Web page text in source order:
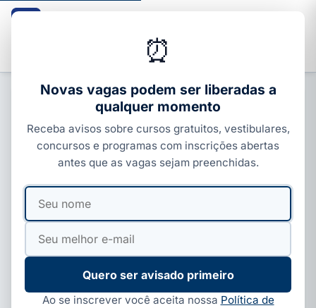
CARREIRA E MERCADO
Como entrar na faculdade no 2º
semestre de 2026: ProUni, FIES,
Sisu e vestibular
PorIvan Alves
⏰
Novas vagas podem ser liberadas a
qualquer momento
Receba avisos sobre cursos gratuitos, vestibulares,
concursos e programas com inscrições abertas
antes que as vagas sejam preenchidas.
Seu
nome
Seu
mail
Quero ser avisado primeiro
Ao se inscrever você aceita nossa Política de